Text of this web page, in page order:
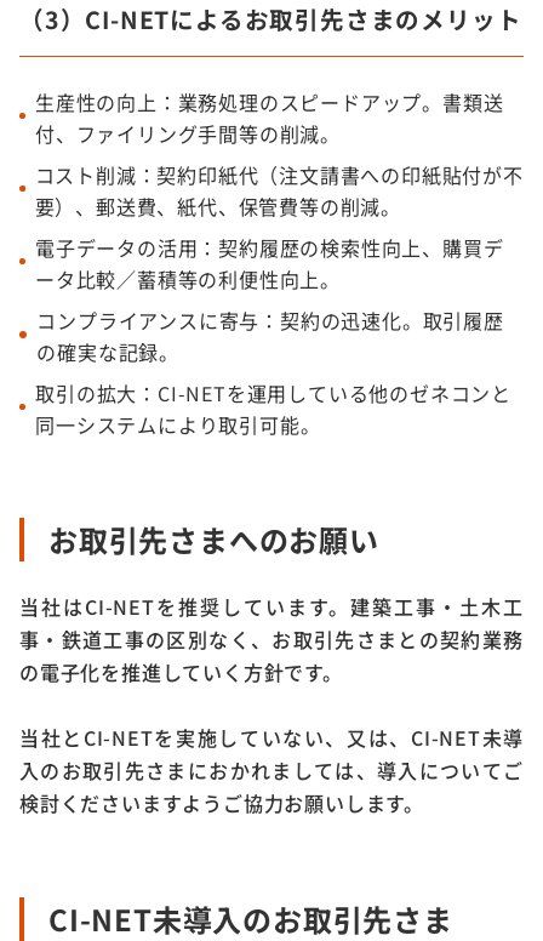
（3）CI-NETによるお取引先さまのメリット
生産性の向上：業務処理のスピードアップ。書類送
付、ファイリング手間等の削減。
コスト削減：契約印紙代（注文請書への印紙貼付が不
要）、郵送費、紙代、保管費等の削減。
電子データの活用：契約履歴の検索性向上、購買デ
ータ比較／蓄積等の利便性向上。
コンプライアンスに寄与：契約の迅速化。取引履歴
の確実な記録。
取引の拡大：CI-NETを運用している他のゼネコンと
同一システムにより取引可能。
お取引先さまへのお願い
当社はCI-NETを推奨しています。建築工事・土木工
事・鉄道工事の区別なく、お取引先さまとの契約業務
の電子化を推進していく方針です。
当社とCI-NETを実施していない、又は、CI-NET未導
入のお取引先さまにおかれましては、導入についてご
検討くださいますようご協力お願いします。
CI-NET未導入のお取引先さま